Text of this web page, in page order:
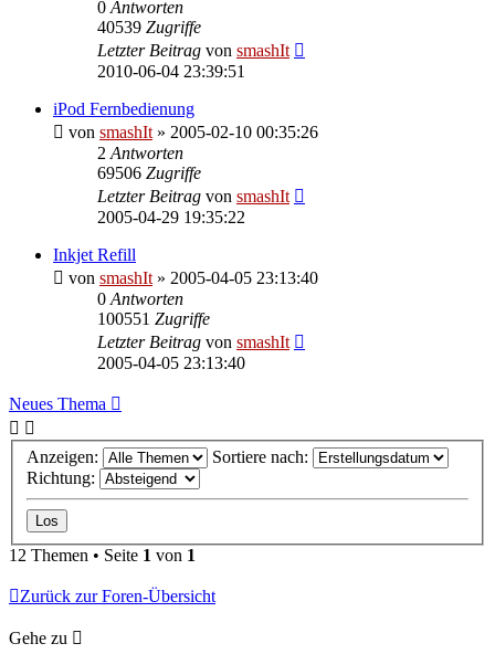
0 Antworten
40539 Zugriffe
Letzter Beitrag von smashIt
2010-06-04 23:39:51
iPod Fernbedienung
von smashIt » 2005-02-10 00:35:26
2 Antworten
69506 Zugriffe
Letzter Beitrag von smashIt
2005-04-29 19:35:22
Inkjet Refill
von smashIt » 2005-04-05 23:13:40
0 Antworten
100551 Zugriffe
Letzter Beitrag von smashIt
2005-04-05 23:13:40
Neues Thema
Anzeigen:
Sortiere nach:
Richtung:
12 Themen • Seite 1 von 1
Zurück zur Foren-Übersicht
Gehe zu